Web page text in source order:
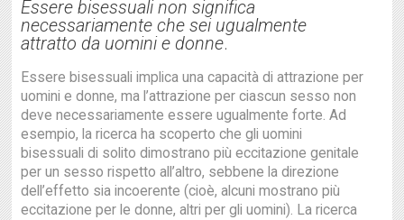
Essere bisessuali non significa
necessariamente che sei ugualmente
attratto da uomini e donne.
Essere bisessuali implica una capacità di attrazione per
uomini e donne, ma l’attrazione per ciascun sesso non
deve necessariamente essere ugualmente forte. Ad
esempio, la ricerca ha scoperto che gli uomini
bisessuali di solito dimostrano più eccitazione genitale
per un sesso rispetto all’altro, sebbene la direzione
dell’effetto sia incoerente (cioè, alcuni mostrano più
eccitazione per le donne, altri per gli uomini). La ricerca